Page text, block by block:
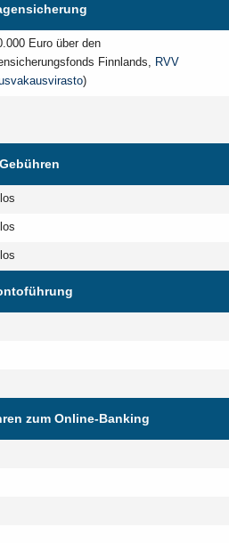
Euro über den
Finnlands, RVV
)
Gebühren
zum Online-Banking